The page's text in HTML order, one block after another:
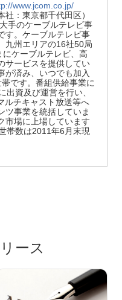
www.jcom.co.jp/
：東京都千代田区）
手のケーブルテレビ事
す。ケーブルテレビ事
九州エリアの16社50局
ケーブルテレビ、高
サービスを提供してい
が済み、いつでも加入
です。番組供給事業に
出資及び運営を行い、
ルチキャスト放送等へ
ツ事業を統括していま
市場に上場しています
帯数は2011年6月末現
ース